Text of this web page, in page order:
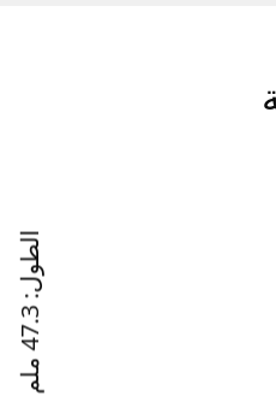
ا
ل
ط
و
ل
:
4
7
.
3
م
ل
م